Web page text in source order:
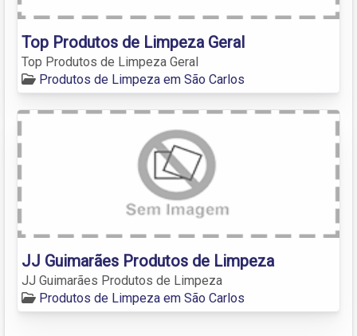
Top Produtos de Limpeza Geral
Top Produtos de Limpeza Geral
Produtos de Limpeza em São Carlos
JJ Guimarães Produtos de Limpeza
JJ Guimarães Produtos de Limpeza
Produtos de Limpeza em São Carlos